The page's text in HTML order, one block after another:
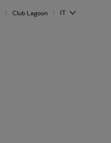
Club Lagoon IT